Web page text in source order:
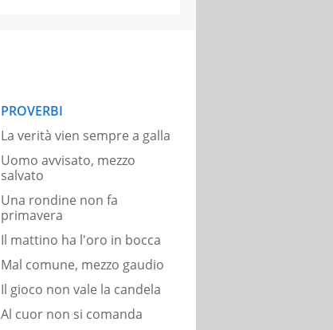
PROVERBI
La verità vien sempre a galla
Uomo avvisato, mezzo
salvato
Una rondine non fa
primavera
Il mattino ha l'oro in bocca
Mal comune, mezzo gaudio
Il gioco non vale la candela
Al cuor non si comanda